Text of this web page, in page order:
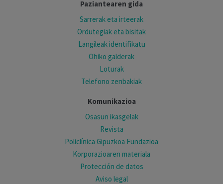
Paziantearen gida
Sarrerak eta irteerak
Ordutegiak eta bisitak
Langileak identifikatu
Ohiko galderak
Loturak
Telefono zenbakiak
Komunikazioa
Osasun ikasgelak
Revista
Policlínica Gipuzkoa Fundazioa
Korporazioaren materiala
Protección de datos
Aviso legal